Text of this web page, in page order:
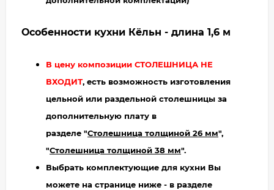
Особенности кухни Кёльн - длина 1,6 м
В цену композиции СТОЛЕШНИЦА НЕ
ВХОДИТ, есть возможность изготовления
цельной или раздельной столешницы за
дополнительную плату в
разделе "Столешница толщиной 26 мм",
"Столешница толщиной 38 мм".
Выбрать комплектующие для кухни Вы
можете на странице ниже - в разделе